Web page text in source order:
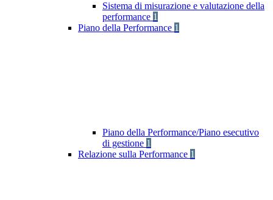
Sistema di misurazione e valutazione della
performance 1
Piano della Performance 1
Piano della Performance/Piano esecutivo
di gestione 1
Relazione sulla Performance 1